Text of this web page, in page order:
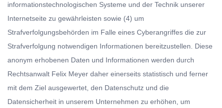
informationstechnologischen Systeme und der Technik unserer
Internetseite zu gewährleisten sowie (4) um
Strafverfolgungsbehörden im Falle eines Cyberangriffes die zur
Strafverfolgung notwendigen Informationen bereitzustellen. Diese
anonym erhobenen Daten und Informationen werden durch
Rechtsanwalt Felix Meyer daher einerseits statistisch und ferner
mit dem Ziel ausgewertet, den Datenschutz und die
Datensicherheit in unserem Unternehmen zu erhöhen, um